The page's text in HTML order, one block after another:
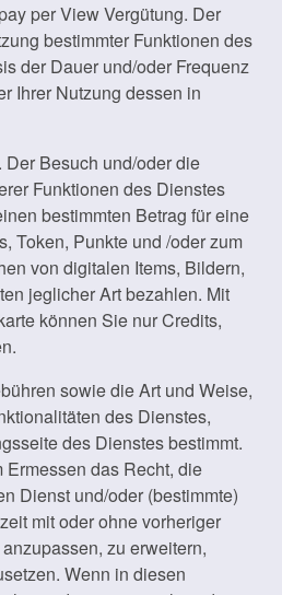
per View Vergütung. Der
bestimmter Funktionen des
der Dauer und/oder Frequenz
Ihrer Nutzung dessen in
Besuch und/oder die
Funktionen des Dienstes
bestimmten Betrag für eine
Token, Punkte und /oder zum
von digitalen Items, Bildern,
jeglicher Art bezahlen. Mit
können Sie nur Credits,
sowie die Art und Weise,
des Dienstes,
des Dienstes bestimmt.
das Recht, die
Dienst und/oder (bestimmte)
mit oder ohne vorheriger
zu erweitern,
Wenn in diesen